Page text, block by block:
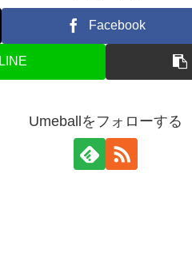
Facebook
LINE
Umeballをフォローする